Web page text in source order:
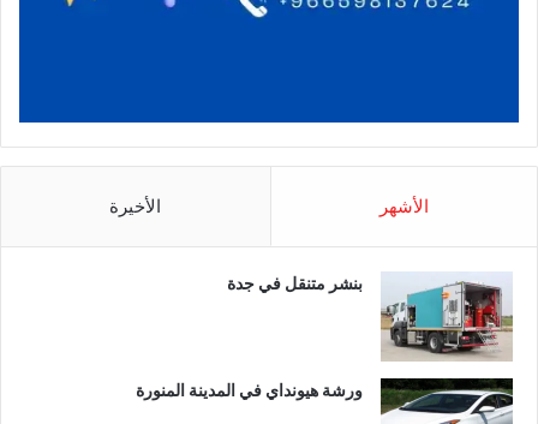
الأشهر الأخيرة
بنشر متنقل في جدة
ورشة هيونداي في المدينة المنورة